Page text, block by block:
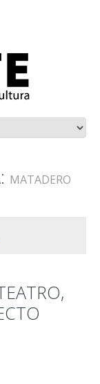
MATADERO